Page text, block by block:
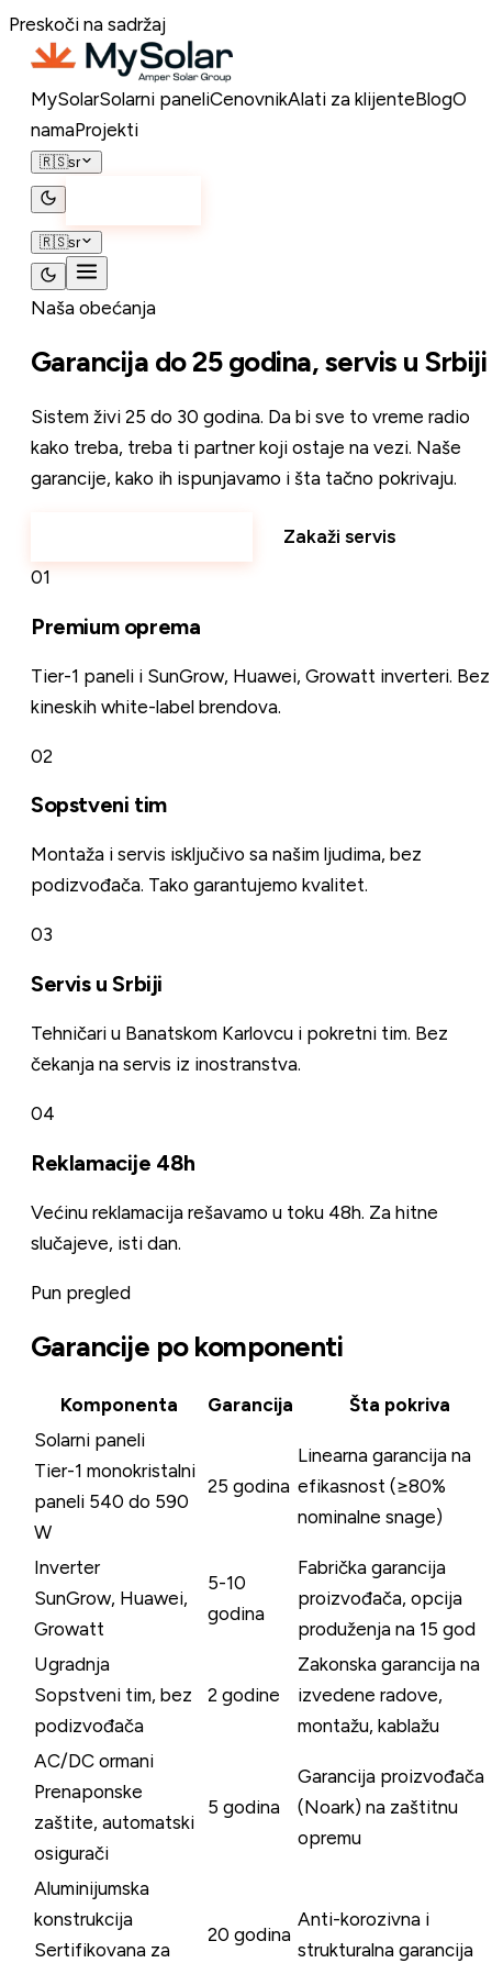
Preskoči na sadržaj
MySolarSolarni paneliCenovnikAlati za klijenteBlogO
namaProjekti
🇷🇸sr
🇷🇸sr
Naša obećanja
Garancija do25 godina, servis u Srbiji
Sistem živi 25 do 30 godina. Da bi sve to vreme radio
kako treba, treba ti partner koji ostaje na vezi. Naše
garancije, kako ih ispunjavamo i šta tačno pokrivaju.
Zakaži servis
01
Premium oprema
Tier-1 paneli i SunGrow, Huawei, Growatt inverteri. Bez
kineskih white-label brendova.
02
Sopstveni tim
Montaža i servis isključivo sa našim ljudima, bez
podizvođača. Tako garantujemo kvalitet.
03
Servis u Srbiji
Tehnič­ari u Banatskom Karlovcu i pokretni tim. Bez
čekanja na servis iz inostranstva.
04
Reklamacije 48h
Većinu reklamacija rešavamo u toku 48h. Za hitne
slučajeve, isti dan.
Pun pregled
Garancije po komponenti
Komponenta Garancija
Šta pokriva
Solarni paneli
Tier-1 monokristalni
paneli 540 do 590
W
25 godina
Linearna garancija na
efikasnost (≥80%
nominalne snage)
Inverter
SunGrow, Huawei,
Growatt
5-10
godina
Fabrička garancija
proizvođača, opcija
produženja na 15 god
Ugradnja
Sopstveni tim, bez
podizvođača
2 godine
Zakonska garancija na
izvedene radove,
montažu, kablažu
AC/DC ormani
Prenaponske
zaštite, automatski
osigurači
5 godina
Garancija proizvođača
(Noark) na zaštitnu
opremu
Aluminijumska
konstrukcija
Sertifikovana za
20 godina
Anti-korozivna i
strukturalna garancija